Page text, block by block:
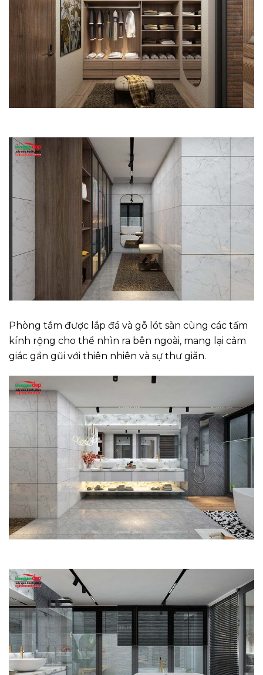
Phòng tắm được lắp đá và gỗ lót sàn cùng các tấm
kính rộng cho thể nhìn ra bên ngoài, mang lại cảm
giác gần gũi với thiên nhiên và sự thư giãn.